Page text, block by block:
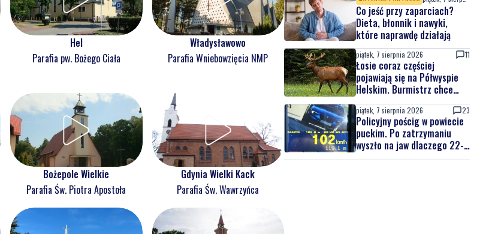
Hel
Parafia pw. Bożego Ciała
Władysławowo
Parafia Wniebowzięcia NMP
Bożepole Wielkie
Parafia Św. Piotra Apostoła
Gdynia Wielki Kack
Parafia Św. Wawrzyńca
Co jeść przy zaparciach?
Dieta, błonnik i nawyki,
które naprawdę działają
piątek, 7 sierpnia 2026 11
Łosie coraz częściej
pojawiają się na Półwyspie
Helskim. Burmistrz chce
nowych znaków drogowych
piątek, 7 sierpnia 2026 23
Policyjny pościg w powiecie
puckim. Po zatrzymaniu
wyszło na jaw dlaczego 22-
latek uciekał